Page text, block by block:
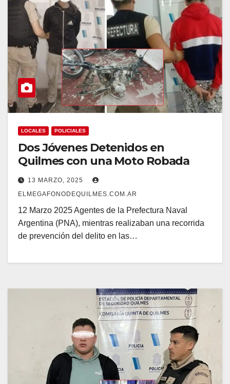
LOCALES POLICIALES
Dos Jóvenes Detenidos en
Quilmes con una Moto Robada
13 MARZO, 2025
ELMEGAFONODEQUILMES.COM.AR
12 Marzo 2025 Agentes de la Prefectura Naval
Argentina (PNA), mientras realizaban una recorrida
de prevención del delito en las…